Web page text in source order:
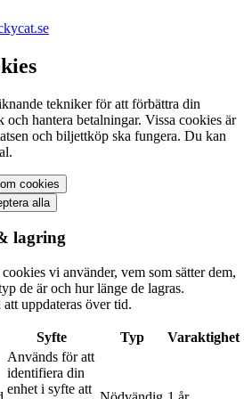
tekniker för att förbättra din
och hantera betalningar. Vissa cookies är
och biljettköp ska fungera. Du kan
cookies
alla
lagring
vi använder, vem som sätter dem,
de är och hur länge de lagras.
uppdateras över tid.
Syfte Typ Varaktighet
Används för att
identifiera din
enhet i syfte att